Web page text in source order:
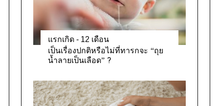
แรกเกิด - 12 เดือน
เป็นเรื่องปกติหรือไม่ที่ทารกจะ “ถุย
น้ำลายเป็นเลือด” ?